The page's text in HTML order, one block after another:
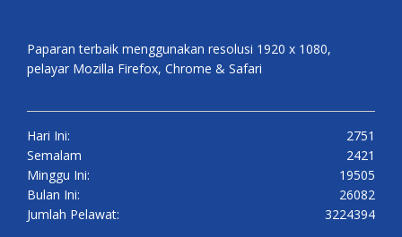
Paparan terbaik menggunakan resolusi 1920 x 1080,
pelayar Mozilla Firefox, Chrome & Safari
Hari Ini:
2751
Semalam
2421
Minggu Ini:
19505
Bulan Ini:
26082
Jumlah Pelawat:
3224394